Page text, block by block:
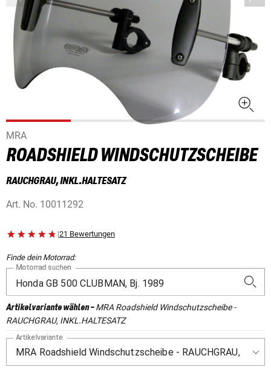
MRA
ROADSHIELD WINDSCHUTZSCHEIBE
RAUCHGRAU, INKL.HALTESATZ
Art. No. 10011292
|21 Bewertungen
Finde dein Motorrad:
Motorrad suchen
Artikelvariante wählen-MRA Roadshield Windschutzscheibe -
RAUCHGRAU, INKL.HALTESATZ
Artikelvariante